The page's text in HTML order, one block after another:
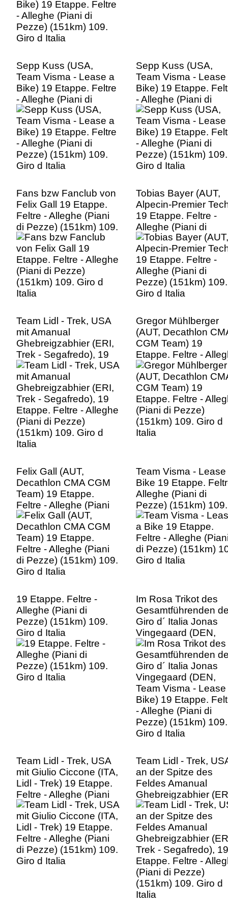
Sepp Kuss (USA,
Team Visma - Lease a
Bike) 19 Etappe. Feltre
- Alleghe (Piani di
Pezze) (151km) 109.
Giro d Italia
Sepp Kuss (USA,
Team Visma - Lease
Bike) 19 Etappe.
- Alleghe (Piani di
Pezze) (151km) 109.
Giro d Italia
Fans bzw Fanclub von
Felix Gall 19 Etappe.
Feltre - Alleghe (Piani
di Pezze) (151km) 109.
Giro d Italia
Tobias Bayer (AUT,
Alpecin-Premier
19 Etappe. Feltre -
Alleghe (Piani di
Pezze) (151km) 109.
Giro d Italia
Team Lidl - Trek, USA
mit Amanual
Ghebreigzabhier (ERI,
Trek - Segafredo), 19
Etappe. Feltre - Alleghe
(Piani di Pezze)
(151km) 109. Giro d
Italia
Gregor Mühlberger
(AUT, Decathlon
CGM Team) 19
Etappe. Feltre -
(Piani di Pezze)
(151km) 109. Giro d
Italia
Felix Gall (AUT,
Decathlon CMA CGM
Team) 19 Etappe.
Feltre - Alleghe (Piani
di Pezze) (151km) 109.
Giro d Italia
Team Visma - Lease
Bike 19 Etappe.
Alleghe (Piani di
Pezze) (151km) 109.
Giro d Italia
19 Etappe. Feltre -
Alleghe (Piani di
Pezze) (151km) 109.
Giro d Italia
Im Rosa Trikot des
Gesamtführenden
Giro d´ Italia Jonas
Vingegaard (DEN,
Team Visma - Lease
Bike) 19 Etappe.
- Alleghe (Piani di
Pezze) (151km) 109.
Giro d Italia
Team Lidl - Trek, USA
mit Giulio Ciccone (ITA,
Lidl - Trek) 19 Etappe.
Feltre - Alleghe (Piani
di Pezze) (151km) 109.
Giro d Italia
Team Lidl - Trek,
an der Spitze des
Feldes Amanual
Ghebreigzabhier
Trek - Segafredo), 19
Etappe. Feltre -
(Piani di Pezze)
(151km) 109. Giro d
Italia